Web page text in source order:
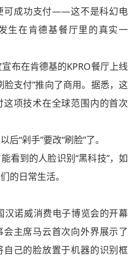
可成功支付——这不是科幻电
生在肯德基餐厅里的真实一
在肯德基的KPRO餐厅上线
脸支付”推向了商用。据悉，这
项技术在全球范围内的首次
“剁手”要改“刷脸”了。
到的人脸识别“黑科技”，如
的日常生活。
诺威消费电子博览会的开幕
主席马云首次向外界展示了
己的脸放置于机器的识别框